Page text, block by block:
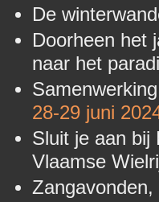
De
Doorheen het
naar het
28-29 juni
Sluit je aan bij
Vlaamse